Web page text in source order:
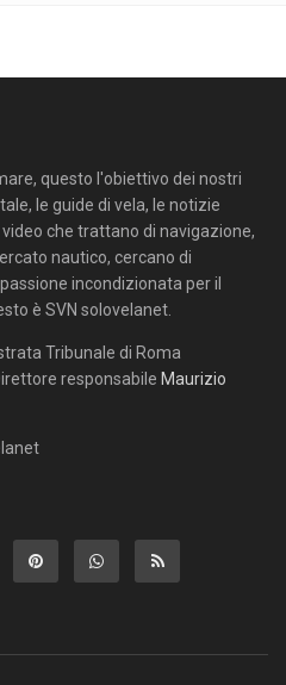
questo l'obiettivo dei nostri
le guide di vela, le notizie
che trattano di navigazione,
nautico, cercano di
incondizionata per il
è SVN solovelanet.
Tribunale di Roma
responsabile Maurizio